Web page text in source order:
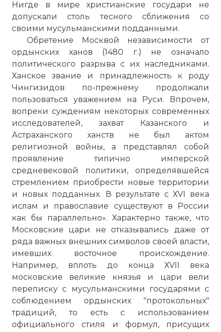
Нигде в мире христианские государи не
допускали столь тесного сближения со
своими мусульманскими подданными.
Обретение Москвой независимости от
ордынских ханов (1480 г.) не означало
политического разрыва с их наследниками.
Ханское звание и принадлежность к роду
Чингизидов по-прежнему продолжали
пользоваться уважением на Руси. Впрочем,
вопреки суждениям некоторых современных
исследователей, захват Казанского и
Астраханского ханств не был актом
религиозной войны, а представлял собой
проявление типично имперской
средневековой политики, определявшейся
стремлением приобрести новые территории
и новых подданных. В результате с ХVI века
ислам и православие существуют в России
как бы параллельно». Характерно также, что
Московские цари не отказывались даже от
ряда важных внешних символов своей власти,
имевших восточное происхождение.
Например, вплоть до конца ХVII века
московские великие князья и цари вели
переписку с мусульманскими государями с
соблюдением ордынских "протокольных"
традиций, то есть с использованием
официального стиля и формул, присущих
Куликовская битва. Миниатюра из
«Сказания о Мамаевом побоище».
Тохтамыш в 1380 году разгромил
собранные Мамаем после поражения в
Куликовской битве остатки войск на
реке Калке
Фото статьи: